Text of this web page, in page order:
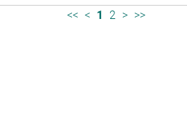
<< < 1 2 > >>